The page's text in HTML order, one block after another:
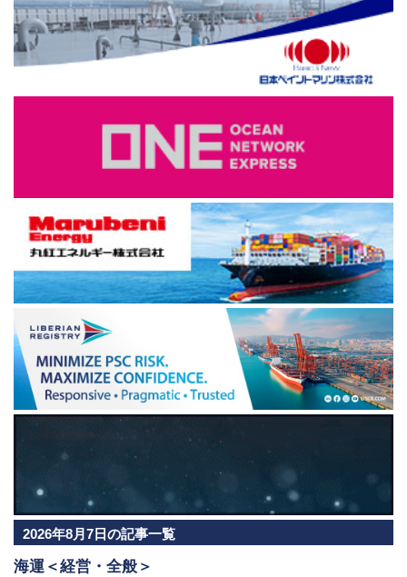
2026年8月7日の記事一覧
海運＜経営・全般＞